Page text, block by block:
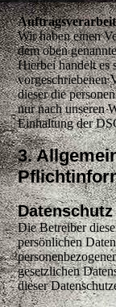
Wir haben einen
dem oben
Hierbei handelt es
vorgeschriebenen
dieser die
nur nach unseren
Einhaltung der
3.
Datenschutz
Die Betreiber
persönlichen
gesetzlichen
dieser